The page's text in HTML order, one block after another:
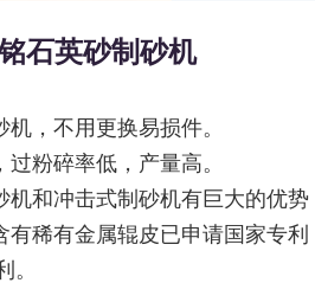
石英砂制砂机
，不用更换易损件。
粉碎率低，产量高。
机和冲击式制砂机有巨大的优
有稀有金属辊皮已申请国家专
。